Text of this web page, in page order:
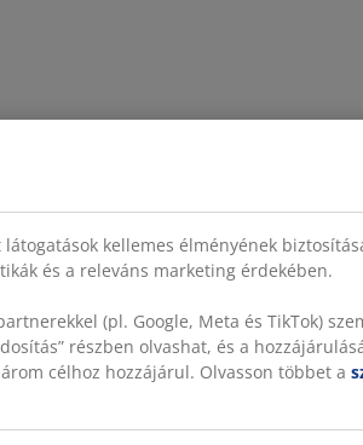
kellemes élményének
és a releváns marketing érdekében.
(pl. Google, Meta és TikTok)
részben olvashat, és a
célhoz hozzájárul. Olvasson többet a